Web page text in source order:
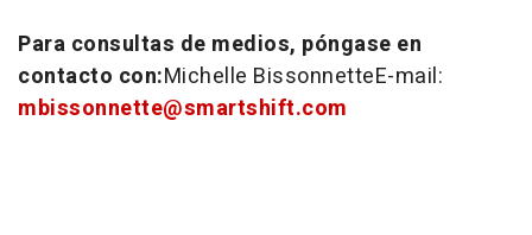
Para consultas de medios, póngase en
contacto con:Michelle BissonnetteE-mail:
mbissonnette@smartshift.com